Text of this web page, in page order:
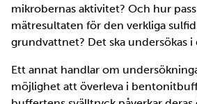
mikrobernas aktivitet? Och hur
mätresultaten för den verkliga
grundvattnet? Det ska undersökas
Ett annat handlar om
möjlighet att överleva i